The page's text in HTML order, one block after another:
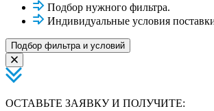
Подбор нужного фильтра.
Индивидуальные условия
Подбор фильтра и условий
ОСТАВЬТЕ ЗАЯВКУ И ПОЛУЧИТЕ: